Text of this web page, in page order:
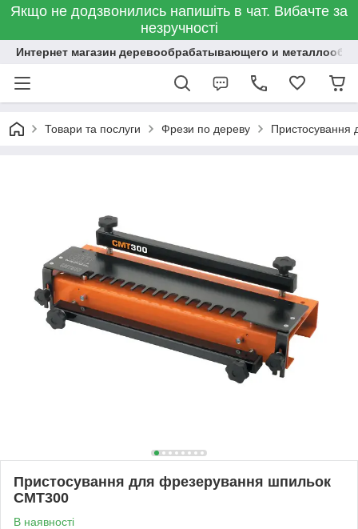
Якщо не додзвонились напишіть в чат. Вибачте за
незручності
Интернет магазин деревообрабатывающего и
Товари та послуги Фрези по дереву
Пристосування для фрезерування шпильок
СМТ300
В наявності